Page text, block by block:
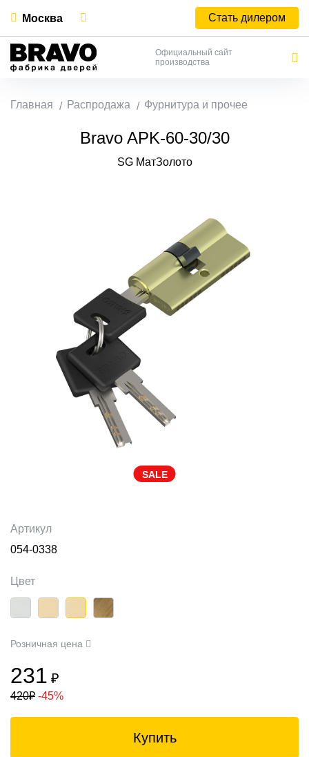
Москва Стать дилером
Официальный сайт
производства
Главная Распродажа Фурнитура и прочее
Bravo AРK-60-30/30
SG МатЗолото
SALE
Артикул
054-0338
Цвет
Розничная цена
231 ₽
420₽ -45%
Купить